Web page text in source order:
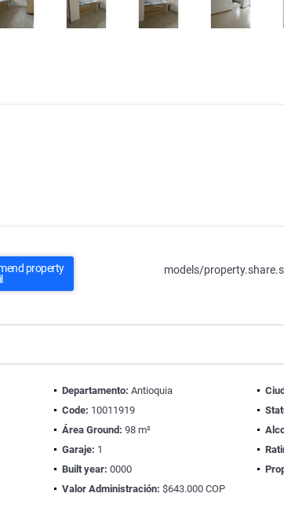
property
models/
Departamento: Antioquia
Code: 10011919
Área Ground: 98 m²
Garaje: 1
Built year: 0000
Valor Administración: $643.000 COP